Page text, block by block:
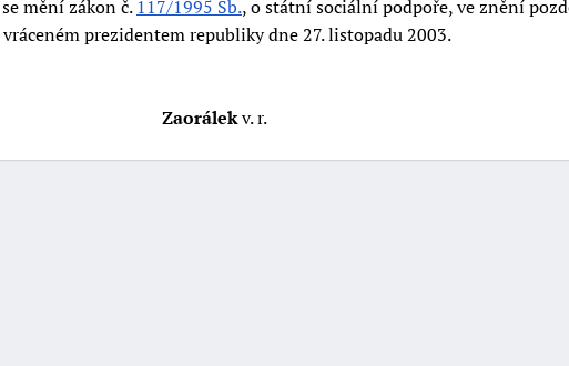
mění zákon č. 117/1995 Sb., o státní sociální podpoře, ve znění
prezidentem republiky dne 27. listopadu 2003.
Zaorálekv. r.